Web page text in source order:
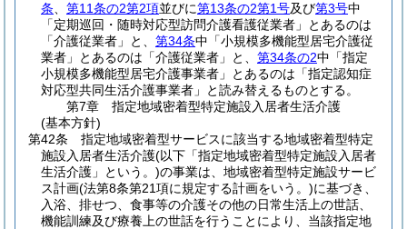
条
第11条の2第2項並びに第13条の2第1号及び第3号中
「定期巡回・随時対応型訪問介護看護従業者」とあるのは
「介護従業者」と、 第34条中「小規模多機能型居宅介護従
業者」とあるのは「介護従業者」と、 第34条の2中「指定
小規模多機能型居宅介護事業者」とあるのは「指定認知症
対応型共同生活介護事業者」と読み替えるものとする。
第7章
指定地域密着型特定施設入居者生活介護
(基本方針)
第42条
指定地域密着型サービスに該当する地域密着型特定
施設入居者生活介護(以下「指定地域密着型特定施設入居者
生活介護」という。)の事業は、地域密着型特定施設サービ
ス計画(法第8条第21項に規定する計画をいう。)に基づき、
入浴、排せつ、食事等の介護その他の日常生活上の世話、
機能訓練及び療養上の世話を行うことにより、当該指定地